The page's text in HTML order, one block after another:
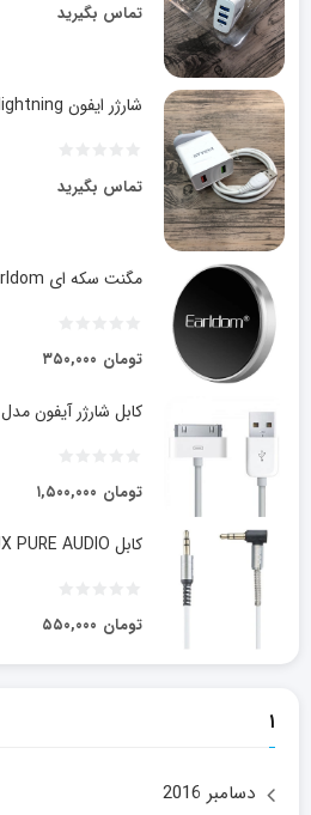
تماس بگیرید
شارژر ایفون lightning مدل CH-10
تماس بگیرید
مگنت سکه ای Earldom
۳۵۰,۰۰۰ تومان
کابل شارژر آیفون مدل ۴S
۱,۵۰۰,۰۰۰ تومان
کابل AUX PURE AUDIO مدل PI-ST20
۵۵۰,۰۰۰ تومان
۱
دسامبر 2016